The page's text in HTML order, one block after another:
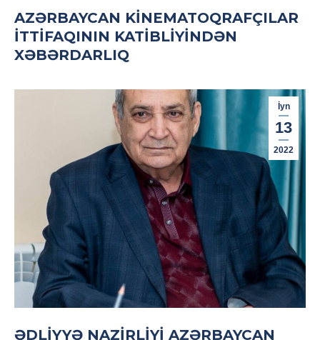
AZƏRBAYCAN KINEMATOQRAFÇILAR
İTTIFAQININ KATIBLIYINDƏN
XƏBƏRDARLIQ
İyn
13
2022
ƏDLIYYƏ NAZIRLIYI AZƏRBAYCAN